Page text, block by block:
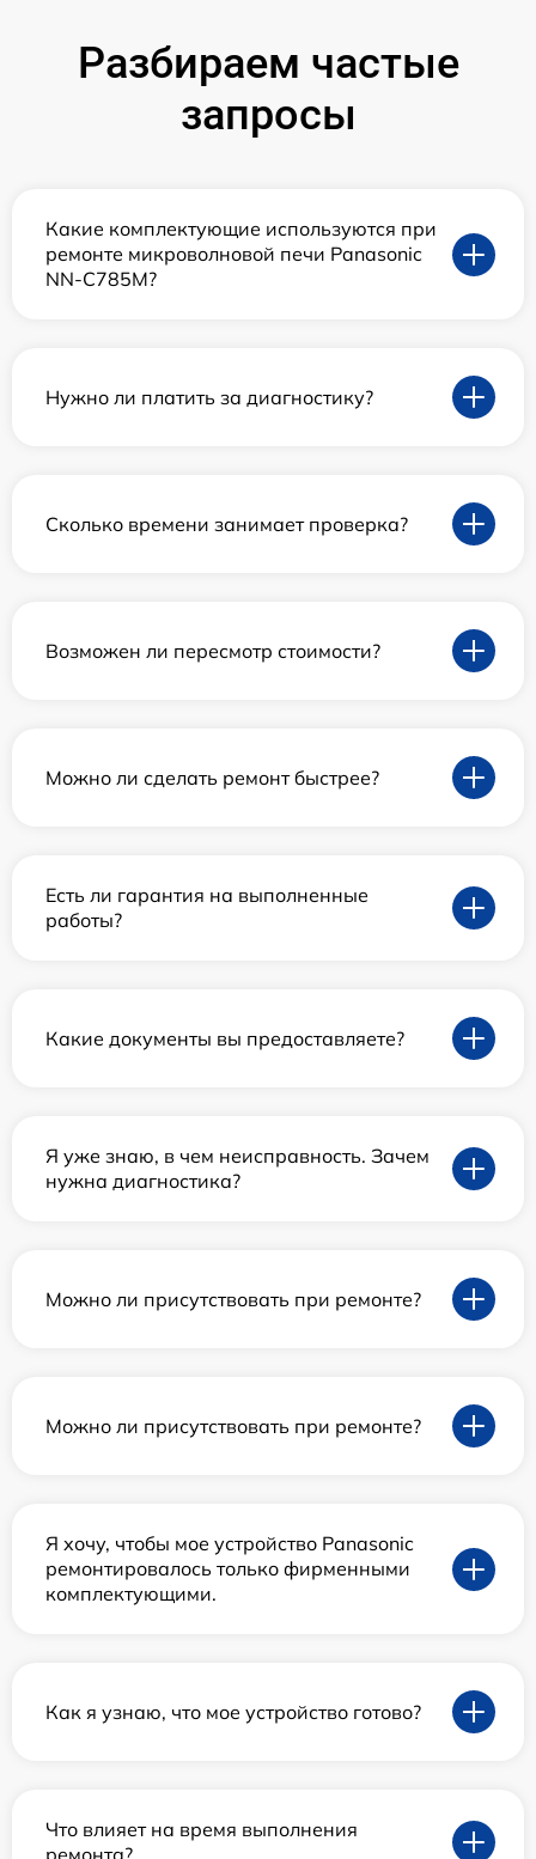
Разбираем частые
запросы
Какие комплектующие используются при
ремонте микроволновой печи Panasonic
NN-C785M?
Нужно ли платить за диагностику?
Сколько времени занимает проверка?
Возможен ли пересмотр стоимости?
Можно ли сделать ремонт быстрее?
Есть ли гарантия на выполненные
работы?
Какие документы вы предоставляете?
Я уже знаю, в чем неисправность. Зачем
нужна диагностика?
Можно ли присутствовать при ремонте?
Можно ли присутствовать при ремонте?
Я хочу, чтобы мое устройство Panasonic
ремонтировалось только фирменными
комплектующими.
Как я узнаю, что мое устройство готово?
Что влияет на время выполнения
ремонта?